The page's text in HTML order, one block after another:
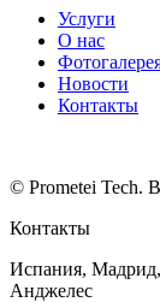
Услуги
О нас
Новости
Контакты
© Prometei Tech.
Контакты
Испания,
Анджелес